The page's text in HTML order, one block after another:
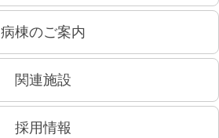
病棟のご案内
関連施設
採用情報